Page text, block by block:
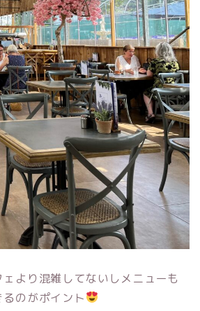
より混雑してないしメニューも
のがポイント